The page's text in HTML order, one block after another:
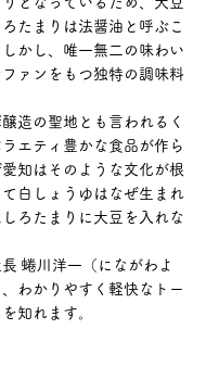
たまりは法醤油と呼ぶこ
かし、唯一無二の味わい
ァンをもつ独特の調味料
造の聖地とも言われるく
エティ豊かな食品が作ら
知はそのような文化が根
白しょうゆはなぜ生まれ
ろたまりに大豆を入れな
蜷川洋一（にながわよ
わかりやすく軽快なトー
知れます。